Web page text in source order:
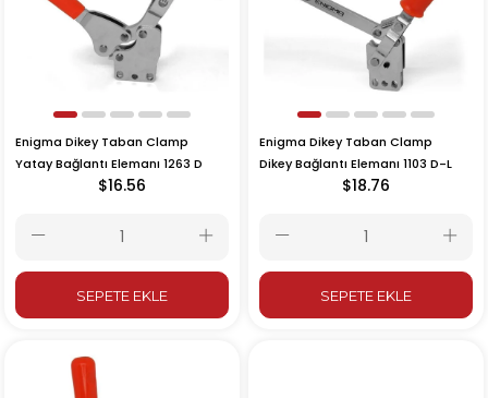
Enigma Dikey Taban Clamp
Yatay Bağlantı Elemanı 1263 D
$16.56
SEPETE EKLE
Enigma Dikey Taban Clamp
Dikey Bağlantı Elemanı 1103 D-L
$18.76
SEPETE EKLE